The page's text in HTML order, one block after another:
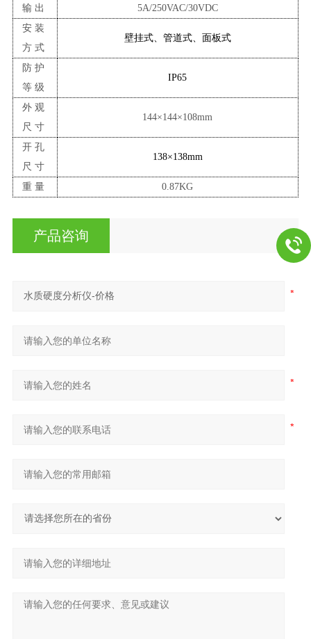
输出
5A/250VAC/30VDC
安装
方式
壁挂式、管道式、面板式
防护
等级
IP65
外观
尺寸
144×144×108mm
开孔
尺寸
138×138mm
重量 0.87KG
产品咨询